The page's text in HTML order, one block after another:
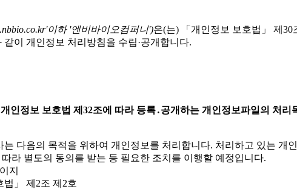
이하 '엔비바이오컴퍼니')은(는) 「개인정보 보호법」 제
이 개인정보 처리방침을 수립·공개합니다.
인정보 보호법 제32조에 따라 등록․공개하는 개인정보파일의 처리
다음의 목적을 위하여 개인정보를 처리합니다. 처리하고 있는
라 별도의 동의를 받는 등 필요한 조치를 이행할 예정입니다.
지
법」 제2조 제2호